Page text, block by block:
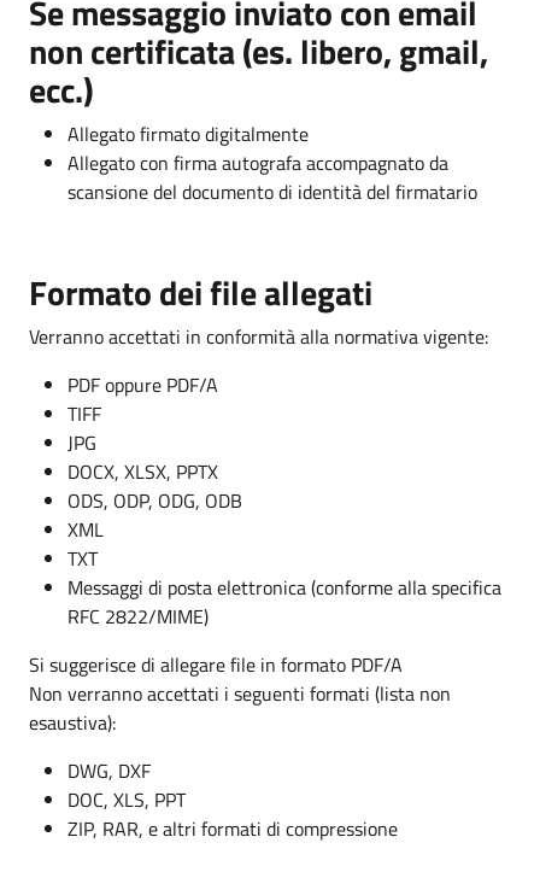
Se messaggio inviato con email
non certificata (es. libero, gmail,
ecc.)
Allegato firmato digitalmente
Allegato con firma autografa accompagnato da
scansione del documento di identità del firmatario
Formato dei file allegati
Verranno accettati in conformità alla normativa vigente:
PDF oppure PDF/A
TIFF
JPG
DOCX, XLSX, PPTX
ODS, ODP, ODG, ODB
XML
TXT
Messaggi di posta elettronica (conforme alla specifica
RFC 2822/MIME)
Si suggerisce di allegare file in formato PDF/A
Non verranno accettati i seguenti formati (lista non
esaustiva):
DWG, DXF
DOC, XLS, PPT
ZIP, RAR, e altri formati di compressione